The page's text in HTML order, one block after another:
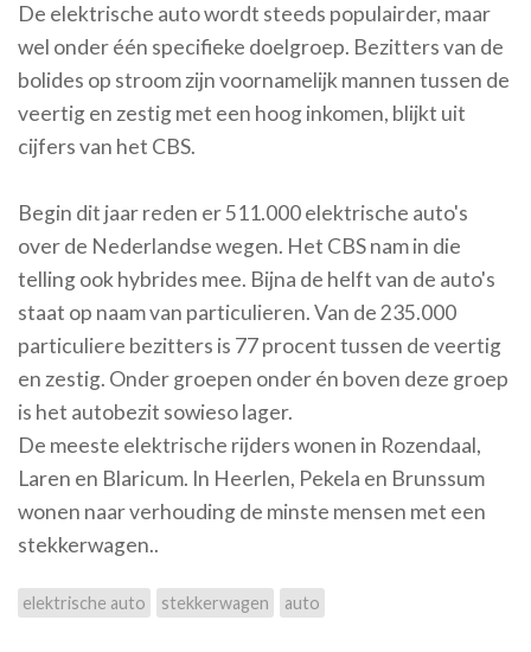
De elektrische auto wordt steeds populairder, maar
wel onder één specifieke doelgroep. Bezitters van de
bolides op stroom zijn voornamelijk mannen tussen de
veertig en zestig met een hoog inkomen, blijkt uit
cijfers van het CBS.
Begin dit jaar reden er 511.000 elektrische auto's
over de Nederlandse wegen. Het CBS nam in die
telling ook hybrides mee. Bijna de helft van de auto's
staat op naam van particulieren. Van de 235.000
particuliere bezitters is 77 procent tussen de veertig
en zestig. Onder groepen onder én boven deze groep
is het autobezit sowieso lager.
De meeste elektrische rijders wonen in Rozendaal,
Laren en Blaricum. In Heerlen, Pekela en Brunssum
wonen naar verhouding de minste mensen met een
stekkerwagen..
elektrische auto stekkerwagen auto